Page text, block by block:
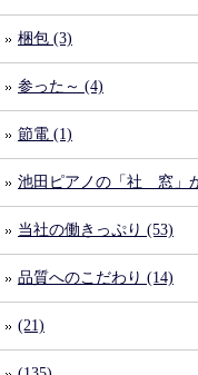
梱包 (3)
参った～ (4)
節電 (1)
池田ピアノの「社 窓」
当社の働きっぷり (53)
品質へのこだわり (14)
(21)